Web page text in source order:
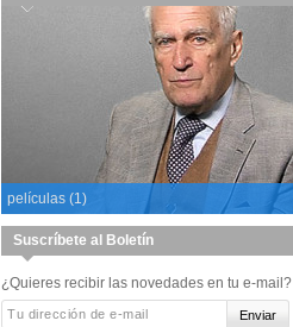
películas (1)
Suscríbete al Boletín
¿Quieres recibir las novedades en tu e-mail?